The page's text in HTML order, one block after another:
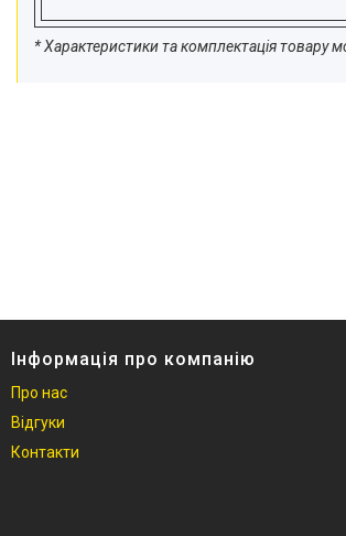
* Характеристики та комплектація
Інформація про компанію
Про нас
Відгуки
Контакти